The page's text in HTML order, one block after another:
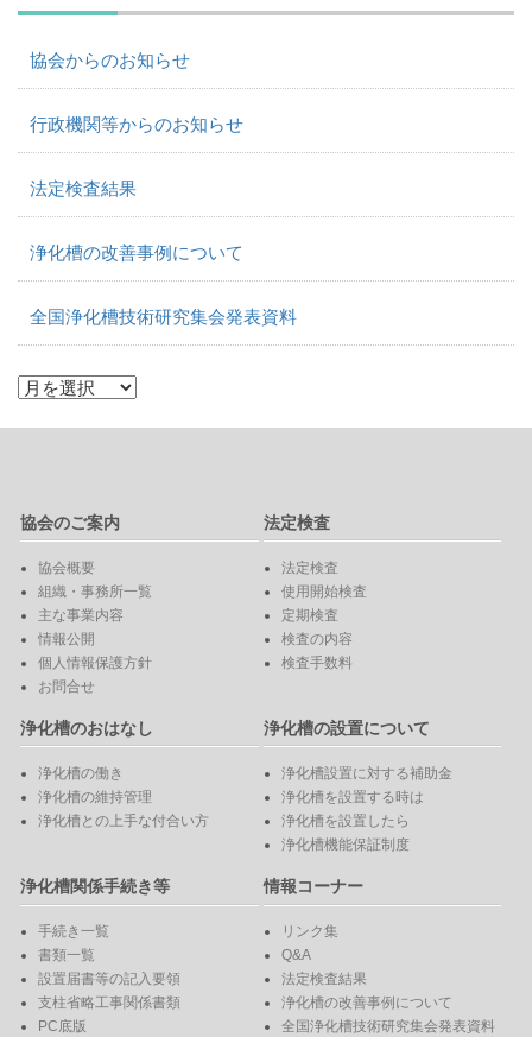
協会からのお知らせ
行政機関等からのお知らせ
法定検査結果
浄化槽の改善事例について
全国浄化槽技術研究集会発表資料
協会のご案内
協会概要
組織・事務所一覧
主な事業内容
情報公開
個人情報保護方針
お問合せ
法定検査
法定検査
使用開始検査
定期検査
検査の内容
検査手数料
浄化槽のおはなし
浄化槽の働き
浄化槽の維持管理
浄化槽との上手な付合い方
浄化槽の設置について
浄化槽設置に対する補助金
浄化槽を設置する時は
浄化槽を設置したら
浄化槽機能保証制度
浄化槽関係手続き等
手続き一覧
書類一覧
設置届書等の記入要領
支柱省略工事関係書類
PC底版
情報コーナー
リンク集
Q&A
法定検査結果
浄化槽の改善事例について
全国浄化槽技術研究集会発表資料